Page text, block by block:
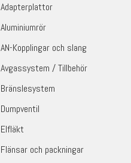
Adapterplattor
Aluminiumrör
AN-Kopplingar och slang
Avgassystem / Tillbehör
Bränslesystem
Dumpventil
Elfläkt
Flänsar och packningar